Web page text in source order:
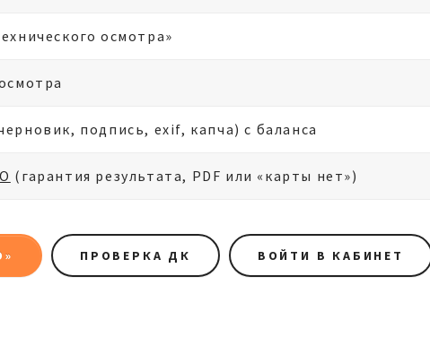
осмотра»
подпись, exif, капча) с баланса
(гарантия результата, PDF или «карты нет»)
ПРОВЕРКА ДК ВОЙТИ В КАБИНЕТ